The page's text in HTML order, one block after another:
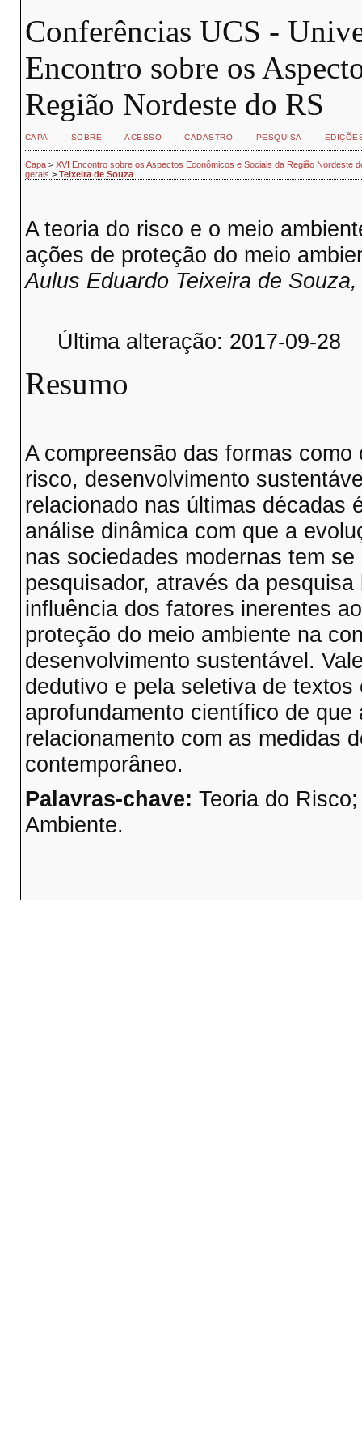
Conferências UCS -
Encontro sobre os
Região Nordeste do RS
CAPA SOBRE ACESSO CADASTRO PESQUISA
Capa> XVI Encontro sobre os Aspectos Econômicos e Sociais da Região Nordeste
gerais > Teixeira de Souza
A teoria do risco e o meio
ações de proteção do meio
Aulus Eduardo Teixeira de
Última alteração: 2017-09-28
Resumo
A compreensão das formas
risco, desenvolvimento
relacionado nas últimas décadas
análise dinâmica com que a
nas sociedades modernas tem
pesquisador, através da
influência dos fatores inerentes
proteção do meio ambiente na
desenvolvimento sustentável.
dedutivo e pela seletiva de
aprofundamento científico de
relacionamento com as medidas
contemporâneo.
Palavras-chave: Teoria do
Ambiente.